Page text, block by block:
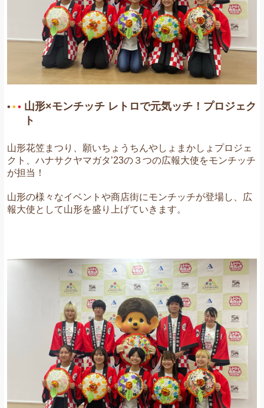
お問い合わせ
山形×モンチッチ レトロで元気ッチ！プロジェク
ト
山形花笠まつり、願いちょうちんやしょまかしょプロジェ
クト、ハナサクヤマガタ’23の３つの広報大使をモンチッチ
が担当！
山形の様々なイベントや商店街にモンチッチが登場し、広
報大使として山形を盛り上げていきます。